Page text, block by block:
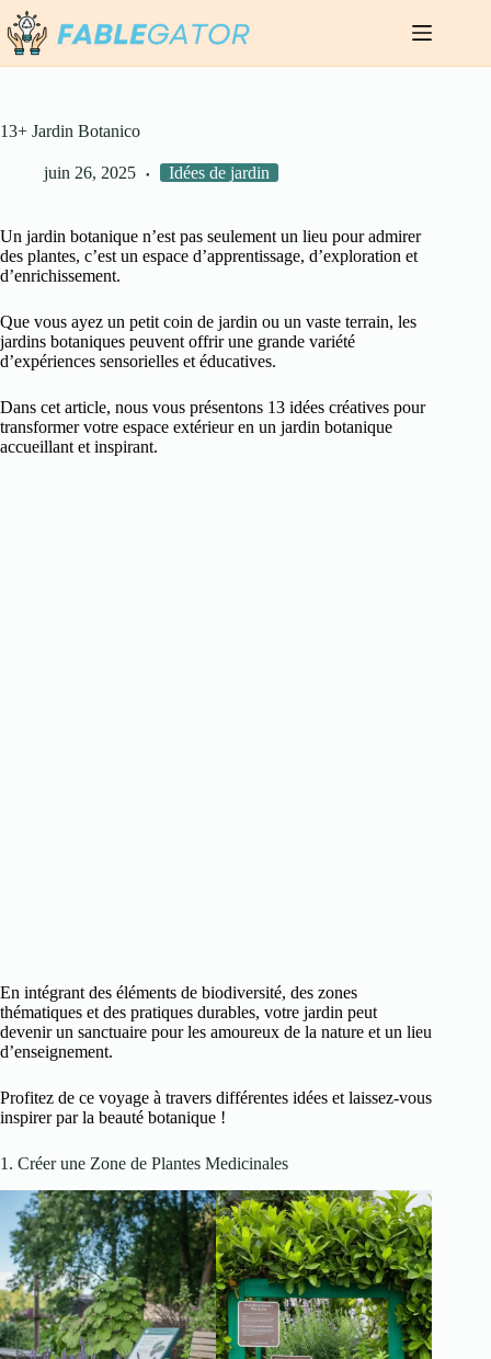
Passer
au
contenu
13+ Jardin Botanico
juin 26, 2025 Idées de jardin
Un jardin botanique n’est pas seulement un lieu pour admirer
des plantes, c’est un espace d’apprentissage, d’exploration et
d’enrichissement.
Que vous ayez un petit coin de jardin ou un vaste terrain, les
jardins botaniques peuvent offrir une grande variété
d’expériences sensorielles et éducatives.
Dans cet article, nous vous présentons 13 idées créatives pour
transformer votre espace extérieur en un jardin botanique
accueillant et inspirant.
En intégrant des éléments de biodiversité, des zones
thématiques et des pratiques durables, votre jardin peut
devenir un sanctuaire pour les amoureux de la nature et un lieu
d’enseignement.
Profitez de ce voyage à travers différentes idées et laissez-vous
inspirer par la beauté botanique !
1. Créer une Zone de Plantes Medicinales